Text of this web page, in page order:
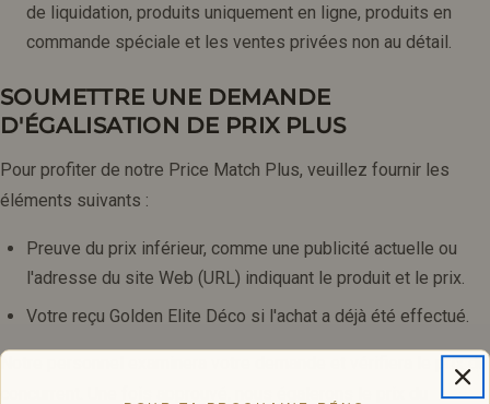
de liquidation, produits uniquement en ligne, produits en
commande spéciale et les ventes privées non au détail.
SOUMETTRE UNE DEMANDE
D'ÉGALISATION DE PRIX PLUS
Pour profiter de notre Price Match Plus, veuillez fournir les
éléments suivants :
Preuve du prix inférieur, comme une publicité actuelle ou
l'adresse du site Web (URL) indiquant le produit et le prix.
Votre reçu Golden Elite Déco si l'achat a déjà été effectué.
Notre personnel examinera votre demande et vérifiera le prix du